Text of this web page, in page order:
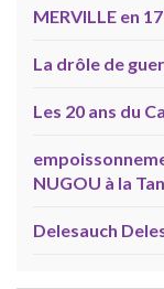
MERVILLE en
La drôle de
Les 20 ans du
NUGOU à la
Delesauch